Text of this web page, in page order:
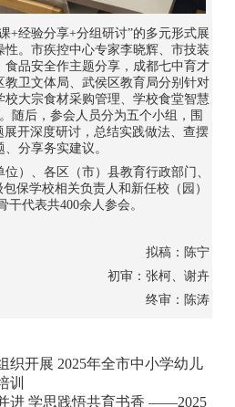
+经验分享+分组研讨”的多元形式展
。市疾控中心专家李晓辉、市技装
品安全作主题分享，成都七中育才
卫文体局、武侯区教育局分别针对
大宗食材采购管理、学校食堂智慧
随后，参会人员分为五个小组，围
展开深度研讨，总结实践做法、查摆
、分享务实建议。
）、各区（市）县教育行政部门、
保学校相关负责人和新任校（园）
干代表共400余人参会。
拟稿：陈宁
初审：张柯、谢卉
终审：陈涛
织开展 2025年全市中小学幼儿
训
进 学思践悟共育书香 ——2025